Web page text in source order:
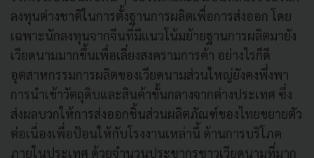
ลงทุนต่างชาติในการตั้งฐานการผลิตเพื่อการส่งออก โดย
เฉพาะนักลงทุนจากจีนที่มีแนวโน้มย้ายฐานการผลิตมายัง
เวียดนามมากขึ้นเพื่อเลี่ยงสงครามการค้า อย่างไรก็ดี
อุตสาหกรรมการผลิตของเวียดนามส่วนใหญ่ยังคงพึ่งพา
การนำเข้าวัตถุดิบและสินค้าขั้นกลางจากต่างประเทศ ซึ่ง
ส่งผลบวกให้การส่งออกชิ้นส่วนผลิตภัณฑ์ของไทยขยายตัว
ต่อเนื่องเพื่อป้อนให้กับโรงงานเหล่านี้ ด้านการบริโภค
ภายในประเทศ ด้วยจำนวนประชากรชาวเวียดนามที่มาก